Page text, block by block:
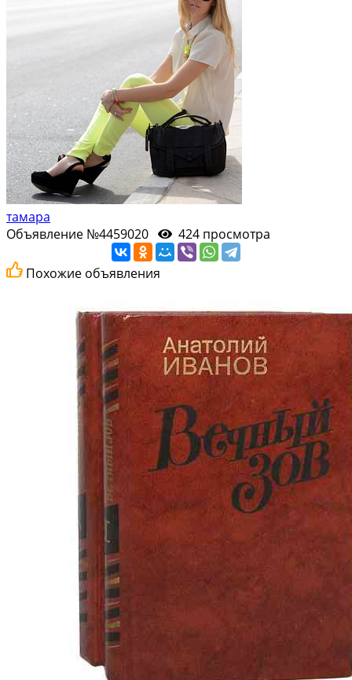
тамара
Объявление №4459020
424 просмотра
Похожие объявления